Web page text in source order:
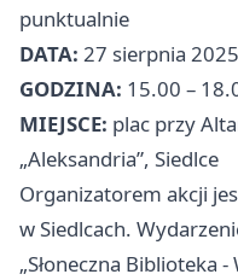
punktualnie
DATA: 27 sierpnia
GODZINA: 15.00 –
MIEJSCE: plac przy
„Aleksandria”, Siedlce
Organizatorem akcji
w Siedlcach.
„Słoneczna Biblioteka